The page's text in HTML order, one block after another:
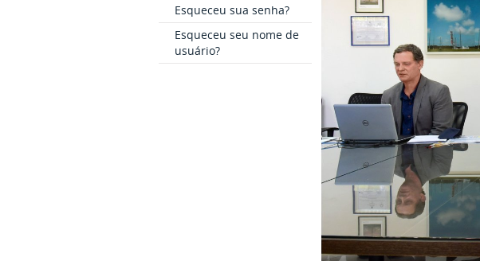
Esqueceu sua senha?
Esqueceu seu nome de
usuário?